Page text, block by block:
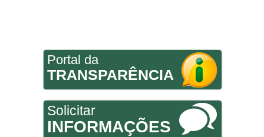
Portal da
TRANSPARÊNCIA
Solicitar
INFORMAÇÕES